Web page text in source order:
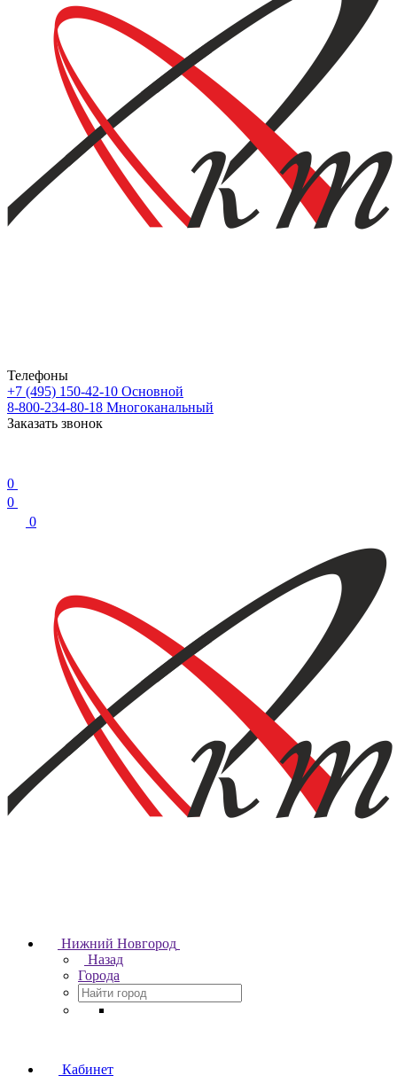
Телефоны
+7 (495) 150-42-10 Основной
8-800-234-80-18 Многоканальный
Заказать звонок
0
0
0
Нижний Новгород
Назад
Города
Кабинет